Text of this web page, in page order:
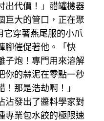
出代價！」醋罐機器
巨大的管口，正在聚
穿著燕尾服的小爪
腳催促著他。「快
子炮！專門用來溶解
你的蒜泥在零點一秒
那是浩劫啊！」
沾發出了醬料學家對
專業包水餃的極限速